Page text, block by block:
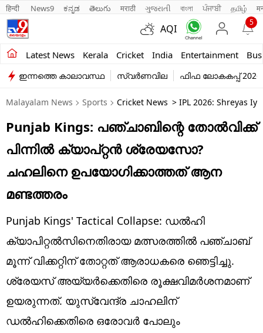
हिन्दी News9 ಕನ್ನಡ తెలుగు मराठी ગુજરાતી বাংলা ਪੰਜਾਬੀ தமிழ்
AQI
5
Latest News Kerala Cricket India Entertainment
Kerala
India
Entertainment
Business
Education
Lifestyle
world
Technology
Web Story
ഇന്നത്തെ കാലാവസ്ഥ സ്വർണവില ഫിഫ ലോകകപ്പ് 2026
Malayalam News Sports Cricket News > IPL 2026: Shreyas
Punjab Kings: പഞ്ചാബിന്റെ തോല്‍വിക്ക്
പിന്നില്‍ ക്യാപ്റ്റന്‍ ശ്രേയസോ?
ചഹലിനെ ഉപയോഗിക്കാത്തത് ആന
മണ്ടത്തരം
Punjab Kings' Tactical Collapse: ഡല്‍ഹി
ക്യാപിറ്റല്‍സിനെതിരായ മത്സരത്തില്‍ പഞ്ചാബ്
മൂന്ന് വിക്കറ്റിന് തോറ്റത് ആരാധകരെ ഞെട്ടിച്ചു.
ശ്രേയസ് അയ്യര്‍ക്കെതിരെ രൂക്ഷവിമര്‍ശനമാണ്
ഉയരുന്നത്. യുസ്‌വേന്ദ്ര ചാഹലിന്
ഡല്‍ഹിക്കെതിരെ ഒരോവര്‍ പോലും